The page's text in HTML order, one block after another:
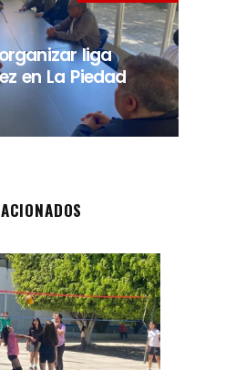
liga
en La Piedad